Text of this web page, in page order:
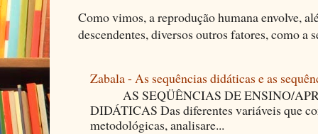
Como vimos, a reprodução humana envolve,
descendentes, diversos outros fatores, como a
Zabala - As sequências didáticas e as
AS SEQÜÊNCIAS DE ENSINO/
DIDÁTICAS Das diferentes variáveis que
metodológicas, analisare...